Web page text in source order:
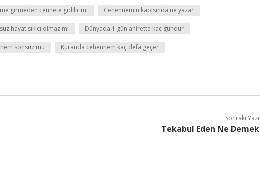
girmeden cennete gidilir mi Cehennemin kapısında ne yazar
hayat sıkıcı olmaz mı Dünyada 1 gün ahirette kaç gündür
sonsuz mu Kuranda cehennem kaç defa geçer
Sonraki Yazı
Tekabul Eden Ne Demek